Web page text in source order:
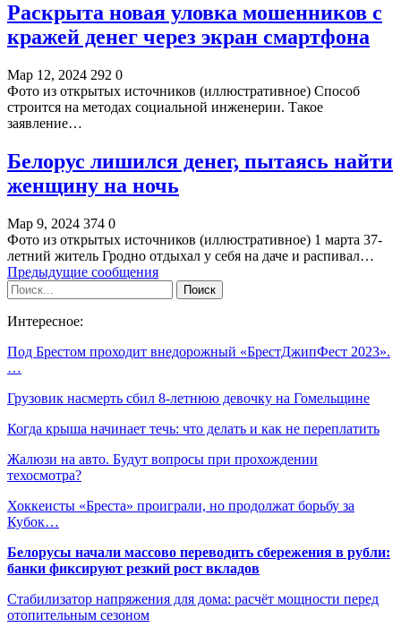
Раскрыта новая уловка мошенников с
кражей денег через экран смартфона
Мар 12, 2024 292 0
Фото из открытых источников (иллюстративное) Способ
строится на методах социальной инженерии. Такое
заявление…
Белорус лишился денег, пытаясь найти
женщину на ночь
Мар 9, 2024 374 0
Фото из открытых источников (иллюстративное) 1 марта 37-
летний житель Гродно отдыхал у себя на даче и распивал…
Предыдущие сообщения
Интересное:
Под Брестом проходит внедорожный «БрестДжипФест 2023».
…
Грузовик насмерть сбил 8-летнюю девочку на Гомельщине
Когда крыша начинает течь: что делать и как не переплатить
Жалюзи на авто. Будут вопросы при прохождении
техосмотра?
Хоккеисты «Бреста» проиграли, но продолжат борьбу за
Кубок…
Белорусы начали массово переводить сбережения в рубли:
банки фиксируют резкий рост вкладов
Стабилизатор напряжения для дома: расчёт мощности перед
отопительным сезоном